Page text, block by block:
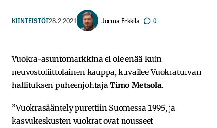
KIINTEISTÖT28.2.2021 Jorma Erkkilä 0
Vuokra-asuntomarkkina ei ole enää kuin
neuvostoliittolainen kauppa, kuvailee Vuokraturvan
hallituksen puheenjohtaja Timo Metsola.
”Vuokrasääntely purettiin Suomessa 1995, ja
kasvukeskusten vuokrat ovat nousseet